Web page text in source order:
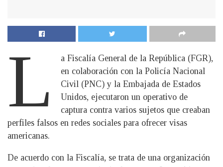
L
a Fiscalía General de la República (FGR),
en colaboración con la Policía Nacional
Civil (PNC) y la Embajada de Estados
Unidos, ejecutaron un operativo de
captura contra varios sujetos que creaban
perfiles falsos en redes sociales para ofrecer visas
americanas.
De acuerdo con la Fiscalía, se trata de una organización